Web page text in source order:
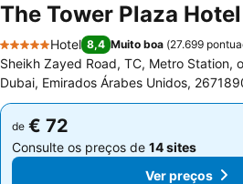
The Tower Plaza Hotel
5 Estrelas
Hotel 8,4 Muito boa (27.699
Sheikh Zayed Road, TC, Metro Station,
Dubai, Emirados Árabes Unidos,
de € 72
Consulte os preços de 14 sites
Ver preços
de € 72
Consulte os preços de 14 sites
Ver preços